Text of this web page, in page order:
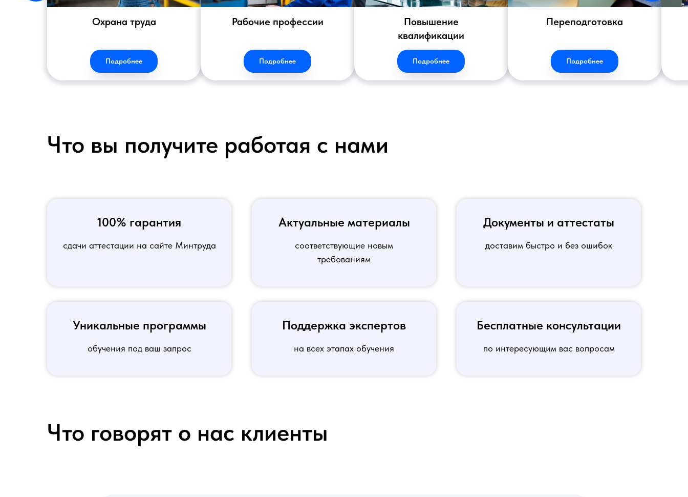
Охрана труда
Подробнее
Рабочие профессии
Подробнее
Повышение
квалификации
Подробнее
Переподготовка
Подробнее
Что вы получите работая с нами
100% гарантия
сдачи аттестации на сайте Минтруда
Актуальные материалы
соответствующие новым
требованиям
Документы и аттестаты
доставим быстро и без ошибок
Уникальные программы
обучения под ваш запрос
Поддержка экспертов
на всех этапах обучения
Бесплатные консультации
по интересующим вас вопросам
Что говорят о нас клиенты